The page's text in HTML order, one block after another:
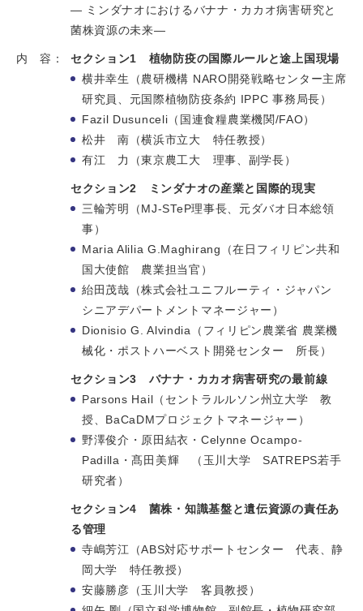
― ミンダナオにおけるバナナ・カカオ病害研究と
菌株資源の未来―
内 容：
セクション1 植物防疫の国際ルールと途上国現場
横井幸生（農研機構 NARO開発戦略センター主席
研究員、元国際植物防疫条約 IPPC 事務局長）
Fazil Dusunceli（国連食糧農業機関/FAO）
松井 南（横浜市立大 特任教授）
有江 力（東京農工大 理事、副学長）
セクション2 ミンダナオの産業と国際的現実
三輪芳明（MJ-STeP理事長、元ダバオ日本総領
事）
Maria Alilia G.Maghirang（在日フィリピン共和
国大使館 農業担当官）
紿田茂哉（株式会社ユニフルーティ・ジャパン
シニアデパートメントマネージャー）
Dionisio G. Alvindia（フィリピン農業省 農業機
械化・ポストハーベスト開発センター 所長）
セクション3 バナナ・カカオ病害研究の最前線
Parsons Hail（セントラルルソン州立大学 教
授、BaCaDMプロジェクトマネージャー）
野澤俊介・原田結衣・Celynne Ocampo-
Padilla・髙田美輝 （玉川大学 SATREPS若手
研究者）
セクション4 菌株・知識基盤と遺伝資源の責任あ
る管理
寺嶋芳江（ABS対応サポートセンター 代表、静
岡大学 特任教授）
安藤勝彦（玉川大学 客員教授）